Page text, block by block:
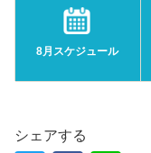
8月スケジュール
シェアする